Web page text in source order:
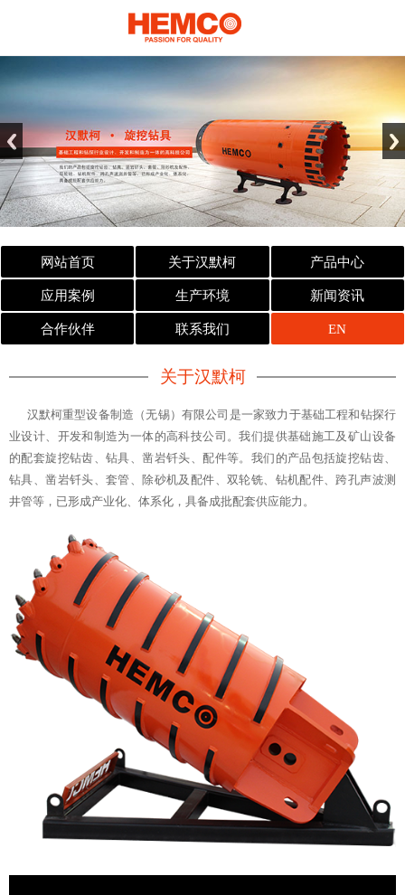
网站首页 关于汉默柯 产品中心
应用案例 生产环境 新闻资讯
合作伙伴 联系我们 EN
关于汉默柯
汉默柯重型设备制造（无锡）有限公司是一家致力于基础工程和钻探行
业设计、开发和制造为一体的高科技公司。我们提供基础施工及矿山设备
的配套旋挖钻齿、钻具、凿岩钎头、配件等。我们的产品包括旋挖钻齿、
钻具、凿岩钎头、套管、除砂机及配件、双轮铣、钻机配件、跨孔声波测
井管等，已形成产业化、体系化，具备成批配套供应能力。